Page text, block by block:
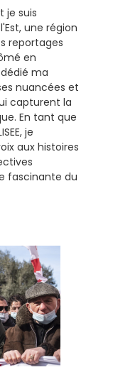
je suis
une région
reportages
en
ma
nuancées et
capturent la
En tant que
je
aux histoires
fascinante du